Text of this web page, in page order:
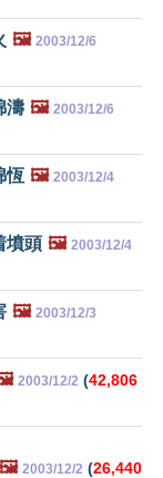
🖼️ 2003/12/6
濤 🖼️ 2003/12/6
恆 🖼️ 2003/12/4
墳頭 🖼️ 2003/12/4
🖼️ 2003/12/3
2003/12/2 (42,806
🖼️ 2003/12/2 (26,440